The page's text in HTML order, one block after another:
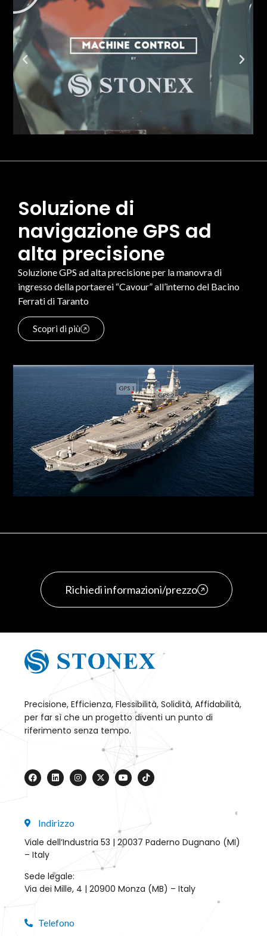
Soluzione di
navigazione GPS ad
alta precisione
Soluzione GPS ad alta precisione per la manovra di
ingresso della portaerei “Cavour” all’interno del Bacino
Ferrati di Taranto
Scopri di più
Richiedi informazioni/prezzo
Precisione, Efficienza, Flessibilità, Solidità, Affidabilità,
per far sì che un progetto diventi un punto di
riferimento senza tempo.
Indirizzo
Viale dell’Industria 53 | 20037 Paderno Dugnano (MI)
– Italy
Sede legale:
Via dei Mille, 4 | 20900 Monza (MB) – Italy
Telefono